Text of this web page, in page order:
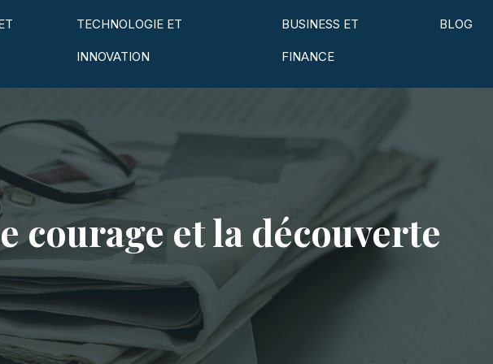
TECHNOLOGIE ET
INNOVATION
BUSINESS ET
FINANCE
BLOG
courage et la découverte